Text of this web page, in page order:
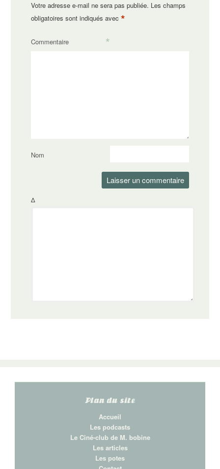
Votre adresse e-mail ne sera pas publiée. Les champs
obligatoires sont indiqués avec *
Commentaire *
Nom
Δ
Plan du site
Accueil
Les podcasts
Le Ciné-club de M. bobine
Les articles
Les potes